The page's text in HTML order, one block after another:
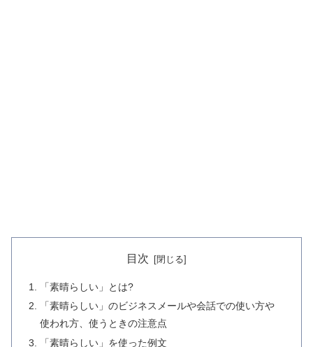
目次
「素晴らしい」とは?
「素晴らしい」のビジネスメールや会話での使い方や
使われ方、使うときの注意点
「素晴らしい」を使った例文